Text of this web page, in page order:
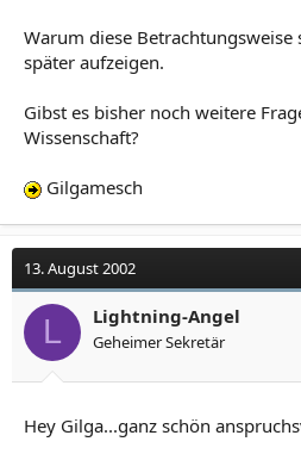
Warum diese
später aufzeigen.
Gibst es bisher noch weitere
Wissenschaft?
Gilgamesch
13. August 2002
L Lightning-Angel
Geheimer Sekretär
Hey Gilga...ganz schön